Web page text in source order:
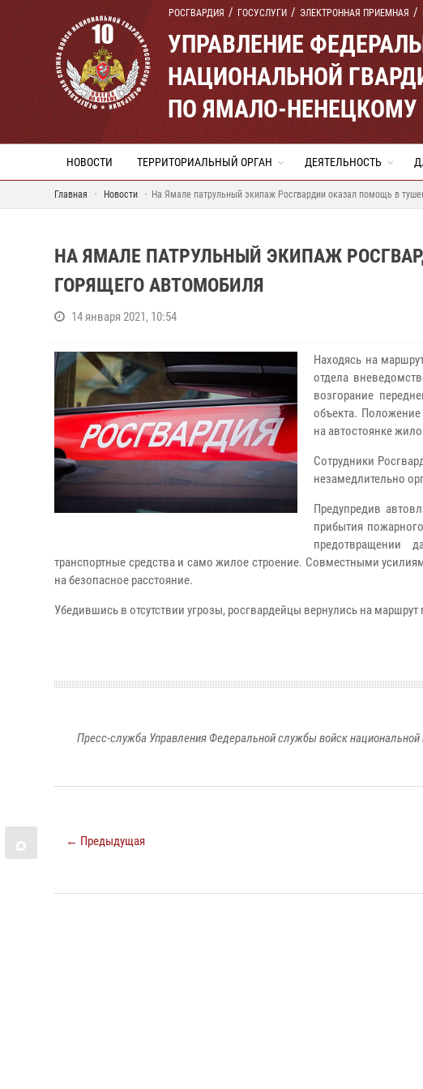
РОСГВАРДИЯ ГОСУСЛУГИ ЭЛЕКТРОННАЯ ПРИЕМНАЯ
УПРАВЛЕНИЕ
НАЦИОНАЛЬНОЙ
ПО ЯМАЛО-
НОВОСТИ ТЕРРИТОРИАЛЬНЫЙ ОРГАН ДЕЯТЕЛЬНОСТЬ
Главная Новости На Ямале патрульный экипаж Росгвардии оказал помощь в
НА ЯМАЛЕ ПАТРУЛЬНЫЙ ЭКИПАЖ
ГОРЯЩЕГО АВТОМОБИЛЯ
14 января 2021, 10:54
Находясь на
отдела
возгорание
объекта. Положение
на автостоянке
Сотрудники
незамедлительно
Предупредив
прибытия
предотвращении
транспортные средства и само жилое строение. Совместными
на безопасное расстояние.
Убедившись в отсутствии угрозы, росгвардейцы вернулись на маршрут
Пресс-служба Управления Федеральной службы войск
← Предыдущая